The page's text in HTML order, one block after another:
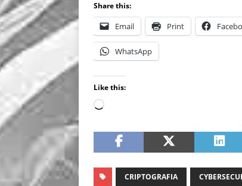
Share this:
Email Print
WhatsApp
Like this:
CRIPTOGRAFIA